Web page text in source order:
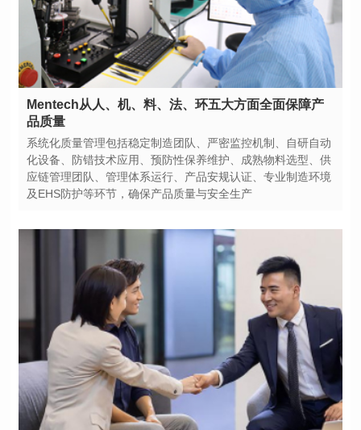
品质量
及EHS防护等环节，确保产品质量与安全生产